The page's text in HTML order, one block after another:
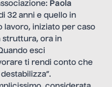
Paola
32 anni e quello in
lavoro, iniziato per caso
struttura, ora in
esci
ti rendi conto che